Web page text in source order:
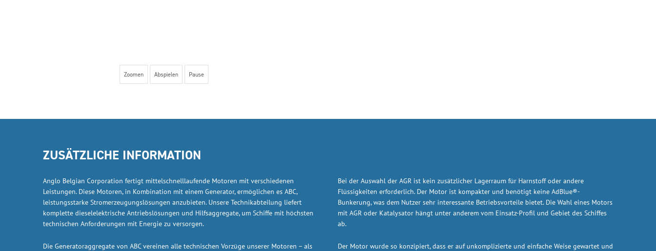
Zoomen Abspielen Pause
ZUSÄTZLICHE INFORMATION
Anglo Belgian Corporation fertigt mittelschnelllaufende Motoren mit verschiedenen
Leistungen. Diese Motoren, in Kombination mit einem Generator, ermöglichen es ABC,
leistungsstarke Stromerzeugungslösungen anzubieten. Unsere Technikabteilung liefert
komplette dieselelektrische Antriebslösungen und Hilfsaggregate, um Schiffe mit höchsten
technischen Anforderungen mit Energie zu versorgen.
Die Generatoraggregate von ABC vereinen alle technischen Vorzüge unserer Motoren – als
Bei der Auswahl der AGR ist kein zusätzlicher Lagerraum für Harnstoff oder andere
Flüssigkeiten erforderlich. Der Motor ist kompakter und benötigt keine AdBlue®-
Bunkerung, was dem Nutzer sehr interessante Betriebsvorteile bietet. Die Wahl eines Motors
mit AGR oder Katalysator hängt unter anderem vom Einsatz-Profil und Gebiet des Schiffes
ab.
Der Motor wurde so konzipiert, dass er auf unkomplizierte und einfache Weise gewartet und